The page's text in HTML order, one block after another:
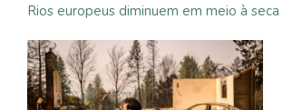
Rios europeus diminuem em meio à seca